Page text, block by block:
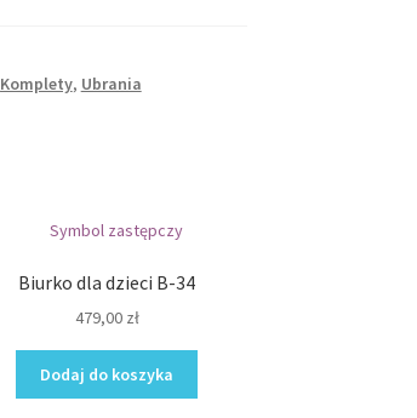
Komplety, Ubrania
Biurko dla dzieci B-34
479,00 zł
Dodaj do koszyka